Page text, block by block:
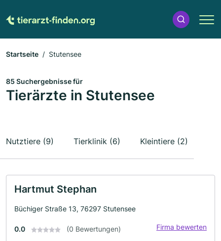
Startseite Stutensee
85 Suchergebnisse für
Tierärzte in Stutensee
Nutztiere (9) Tierklinik (6) Kleintiere (2)
Hartmut Stephan
Büchiger Straße 13, 76297 Stutensee
0.0 (0 Bewertungen) Firma bewerten